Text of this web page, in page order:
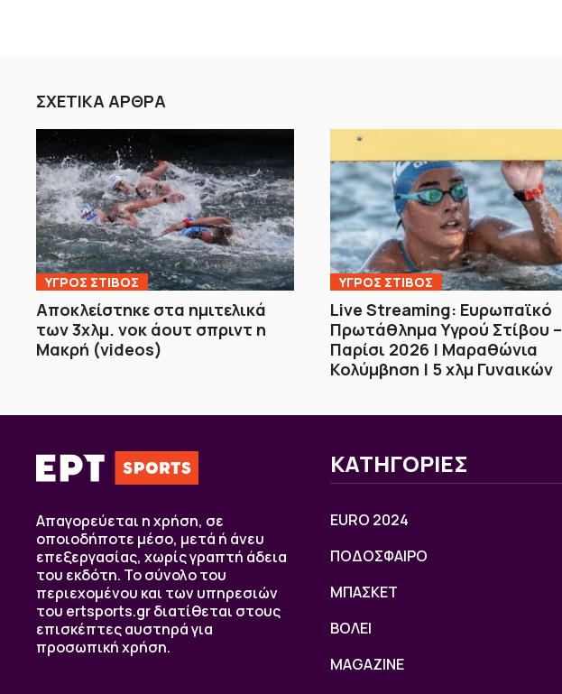
ΣΧΕΤΙΚΑ ΑΡΘΡΑ
ΥΓΡΟΣ ΣΤΙΒΟΣ
Αποκλείστηκε στα ημιτελικά
των 3χλμ. νοκ άουτ σπριντ η
Μακρή (videos)
ΥΓΡΟΣ ΣΤΙΒΟΣ
Live Streaming: Ευρωπαϊκό
Πρωτάθλημα Υγρού Στίβου –
Παρίσι 2026 | Μαραθώνια
Κολύμβηση | 5 χλμ Γυναικών
Απαγορεύεται η χρήση, σε
οποιοδήποτε μέσο, μετά ή άνευ
επεξεργασίας, χωρίς γραπτή άδεια
του εκδότη. Το σύνολο του
περιεχομένου και των υπηρεσιών
του ertsports.gr διατίθεται στους
επισκέπτες αυστηρά για
προσωπική χρήση.
ΚΑΤΗΓΟΡΙΕΣ
EURO 2024
ΠΟΔΟΣΦΑΙΡΟ
ΜΠΑΣΚΕΤ
ΒOΛΕΙ
MAGAZINE